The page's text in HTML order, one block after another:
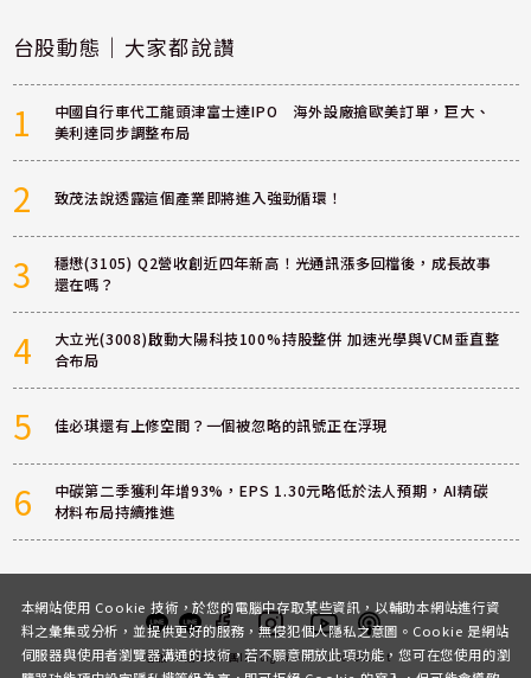
台股動態｜大家都說讚
1
中國自行車代工龍頭津富士達IPO 海外設廠搶歐美訂單，巨大、
美利達同步調整布局
2 致茂法說透露這個產業即將進入強勁循環！
3
穩懋(3105) Q2營收創近四年新高！光通訊漲多回檔後，成長故事
還在嗎？
4
大立光(3008)啟動大陽科技100%持股整併 加速光學與VCM垂直整
合布局
5 佳必琪還有上修空間？一個被忽略的訊號正在浮現
6
中碳第二季獲利年增93%，EPS 1.30元略低於法人預期，AI精碳
材料布局持續推進
客服 討論區粉絲團InstagramYoutubePodcast
本網站使用 Cookie 技術，於您的電腦中存取某些資訊，以輔助本網站進行資
料之彙集或分析，並提供更好的服務，無侵犯個人隱私之意圖。Cookie 是網站
伺服器與使用者瀏覽器溝通的技術，若不願意開放此項功能，您可在您使用的瀏